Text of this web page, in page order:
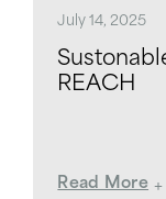
July 14, 2025
REACH
Read More